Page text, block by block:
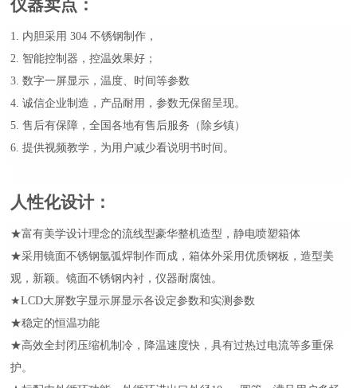
仪器卖点 ：
1. 内胆采用 304 不锈钢制作，
2. 智能控制器，控温效果好；
3. 数字一屏显示，温度、时间等参数
4. 诚信企业制造，产品耐用，参数无保留呈现。
5. 售后有保障，全国各地有售后服务（除乡镇）
6. 提供视频教学，为用户减少看说明书时间。
人性化设计：
★富有美学设计理念的流线型豪华整机造型，静电喷塑箱体
★采用镜面不锈钢氩弧焊制作而成，箱体外采用优质钢板，造型美
观，新颖。镜面不锈钢内衬，仪器耐腐蚀。
★LCD大屏数字显示屏显示各设定参数和实测参数
★稳定的恒温功能
★高效全封闭压缩机制冷，降温速度快，具有过热过电流等多重保
护。